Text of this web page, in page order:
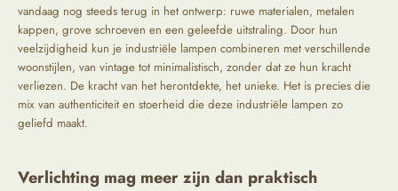
vandaag nog steeds terug in het ontwerp: ruwe materialen, metalen
kappen, grove schroeven en een geleefde uitstraling. Door hun
veelzijdigheid kun je industriële lampen combineren met verschillende
woonstijlen, van vintage tot minimalistisch, zonder dat ze hun kracht
verliezen. De kracht van het herontdekte, het unieke. Het is precies die
mix van authenticiteit en stoerheid die deze industriële lampen zo
geliefd maakt.
Verlichting mag meer zijn dan praktisch